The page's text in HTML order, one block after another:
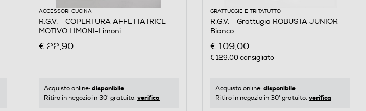
ACCESSORI CUCINA
R.G.V. - COPERTURA AFFETTATRICE -
MOTIVO LIMONI-Limoni
€ 22,90
Acquisto online: disponibile
Ritiro in negozio in 30' gratuito: verifica
GRATTUGGIE E TRITATUTTO
R.G.V. - Grattugia ROBUSTA JUNIOR-
Bianco
€ 109,00
€ 129,00consigliato
Acquisto online: disponibile
Ritiro in negozio in 30' gratuito: verifica